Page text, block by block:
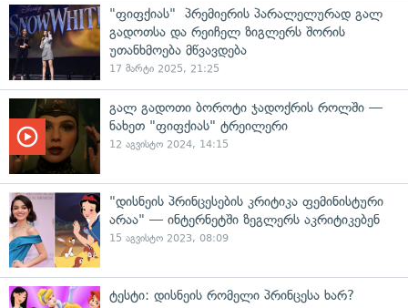
"ფიფქიას" პრემიერის პარალელურად გალ
გადოთსა და რეიჩელ ზიგლერს შორის
უთანხმოება მწვავდება
17 მარტი 2025, 21:25
გალ გადოთი ბოროტი ჯადოქრის როლში —
ნახეთ "ფიფქიას" ტრეილერი
12 აგვისტო 2024, 14:15
"დისნეის პრინცესების კრიტიკა ფემინისტური
არაა" — ინტერნეტში ზეგლერს აკრიტიკებენ
15 აგვისტო 2023, 08:09
ტესტი: დისნეის რომელი პრინცესა ხარ?